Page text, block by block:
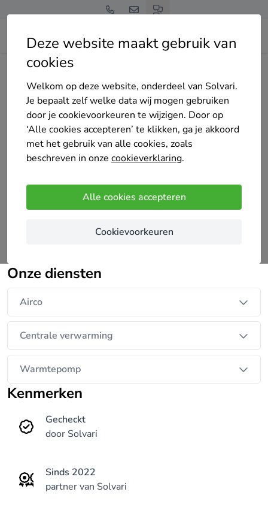
Deze website maakt gebruik van
cookies
Welkom op deze website, onderdeel van Solvari.
Je bepaalt zelf welke data wij mogen gebruiken
door je cookievoorkeuren te wijzigen. Door op
‘Alle cookies accepteren’ te klikken, ga je akkoord
met het gebruik van alle cookies, zoals
beschreven in onze cookieverklaring.
Alle cookies accepteren
Cookievoorkeuren
Home Bedrijven overzicht
Digimar BV
(9 reviews)
Digimar is uw partner voor installatie reparatie en
Onze diensten
Airco
Centrale verwarming
Warmtepomp
Kenmerken
Gecheckt
door Solvari
Sinds 2022
partner van Solvari